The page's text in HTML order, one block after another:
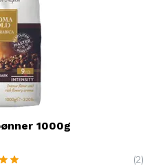
1000g
(2)